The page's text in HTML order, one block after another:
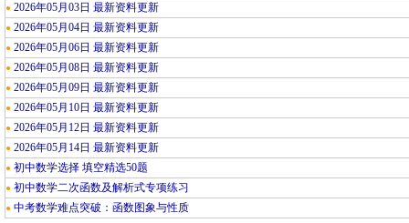
● 2026年05月03日 最新资料更新
● 2026年05月04日 最新资料更新
● 2026年05月06日 最新资料更新
● 2026年05月08日 最新资料更新
● 2026年05月09日 最新资料更新
● 2026年05月10日 最新资料更新
● 2026年05月12日 最新资料更新
● 2026年05月14日 最新资料更新
● 初中数学选择 填空精选50题
● 初中数学二次函数及解析式专项练习
● 中考数学难点突破：函数图象与性质